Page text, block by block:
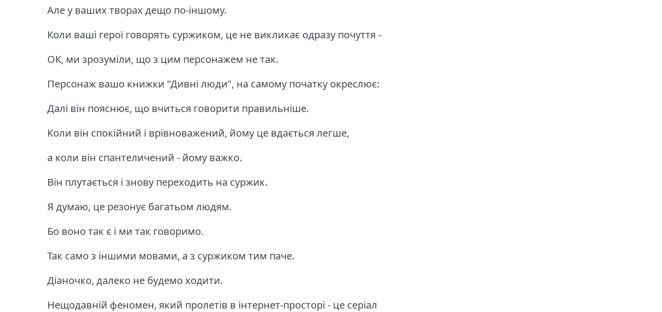
Але у ваших творах дещо по-іншому.
Коли ваші герої говорять суржиком, це не викликає одразу почуття -
ОК, ми зрозуміли, що з цим персонажем не так.
Персонаж вашо книжки "Дивні люди", на самому початку окреслює:
Далі він пояснює, що вчиться говорити правильніше.
Коли він спокійний і врівноважений, йому це вдається легше,
а коли він спантеличений - йому важко.
Він плутається і знову переходить на суржик.
Я думаю, це резонує багатьом людям.
Бо воно так є і ми так говоримо.
Так само з іншими мовами, а з суржиком тим паче.
Діаночко, далеко не будемо ходити.
Нещодавній феномен, який пролетів в інтернет-просторі - це серіал